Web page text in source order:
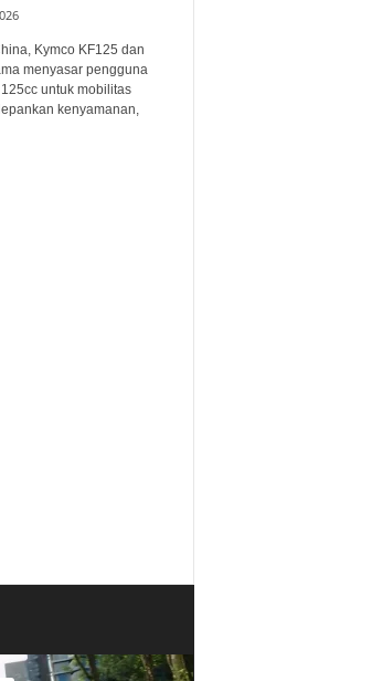
Kymco KF125 dan
menyasar pengguna
untuk mobilitas
kenyamanan,